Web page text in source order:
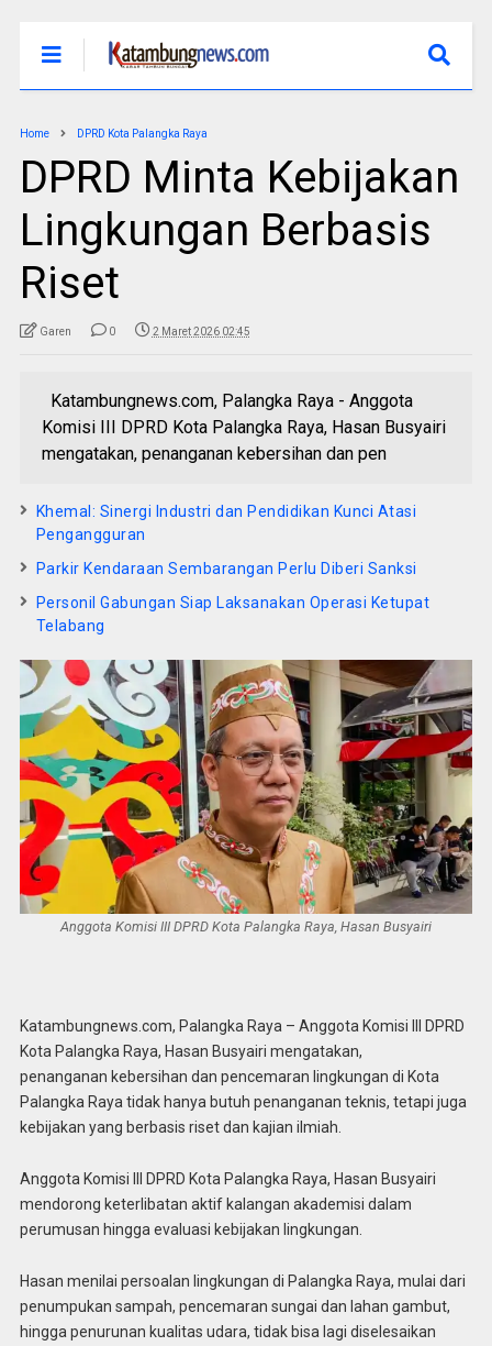
Home DPRD Kota Palangka Raya
DPRD Minta Kebijakan
Lingkungan Berbasis
Riset
Garen 0 2 Maret 2026 02:45
Katambungnews.com, Palangka Raya - Anggota
Komisi III DPRD Kota Palangka Raya, Hasan Busyairi
mengatakan, penanganan kebersihan dan pen
Khemal: Sinergi Industri dan Pendidikan Kunci Atasi
Pengangguran
Parkir Kendaraan Sembarangan Perlu Diberi Sanksi
Personil Gabungan Siap Laksanakan Operasi Ketupat
Telabang
Anggota Komisi III DPRD Kota Palangka Raya, Hasan Busyairi
Katambungnews.com, Palangka Raya – Anggota Komisi III DPRD
Kota Palangka Raya, Hasan Busyairi mengatakan,
penanganan kebersihan dan pencemaran lingkungan di Kota
Palangka Raya tidak hanya butuh penanganan teknis, tetapi juga
kebijakan yang berbasis riset dan kajian ilmiah.
Anggota Komisi III DPRD Kota Palangka Raya, Hasan Busyairi
mendorong keterlibatan aktif kalangan akademisi dalam
perumusan hingga evaluasi kebijakan lingkungan.
Hasan menilai persoalan lingkungan di Palangka Raya, mulai dari
penumpukan sampah, pencemaran sungai dan lahan gambut,
hingga penurunan kualitas udara, tidak bisa lagi diselesaikan